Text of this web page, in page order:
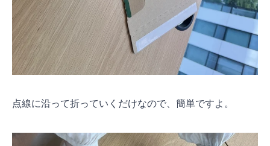
点線に沿って折っていくだけなので、簡単ですよ。